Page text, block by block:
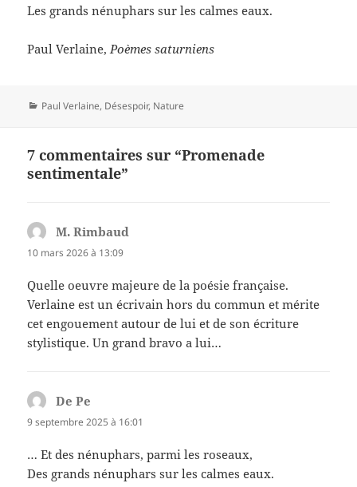
Les grands nénuphars sur les calmes eaux.
Paul Verlaine, Poèmes saturniens
Catégories
Paul Verlaine, Désespoir, Nature
7 commentaires sur “Promenade
sentimentale”
M. Rimbaud
10 mars 2026 à 13:09
Quelle oeuvre majeure de la poésie française.
Verlaine est un écrivain hors du commun et mérite
cet engouement autour de lui et de son écriture
stylistique. Un grand bravo a lui…
De Pe
9 septembre 2025 à 16:01
… Et des nénuphars, parmi les roseaux,
Des grands nénuphars sur les calmes eaux.